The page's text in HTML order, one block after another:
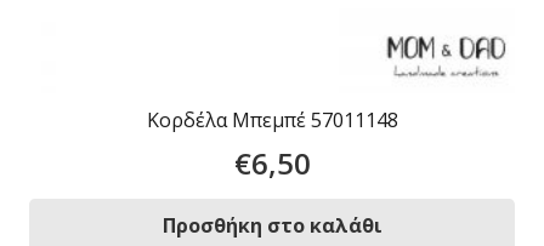
Κορδέλα Μπεμπέ 57011148
€6,50
Προσθήκη στο καλάθι